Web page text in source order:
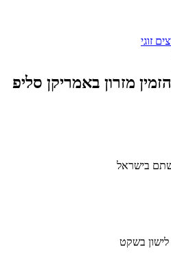
זוגי
מזרון באמריקן סליפ
בישראל
לישון בשקט